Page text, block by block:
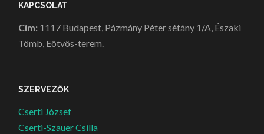
KAPCSOLAT
Cím: 1117 Budapest, Pázmány Péter sétány 1/A, Északi
Tömb, Eötvös-terem.
SZERVEZŐK
Cserti József
Cserti-Szauer Csilla